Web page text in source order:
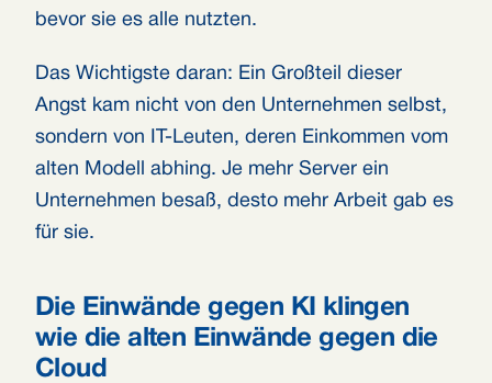
bevor sie es alle nutzten.
Das Wichtigste daran: Ein Großteil dieser
Angst kam nicht von den Unternehmen selbst,
sondern von IT-Leuten, deren Einkommen vom
alten Modell abhing. Je mehr Server ein
Unternehmen besaß, desto mehr Arbeit gab es
für sie.
Die Einwände gegen KI klingen
wie die alten Einwände gegen die
Cloud